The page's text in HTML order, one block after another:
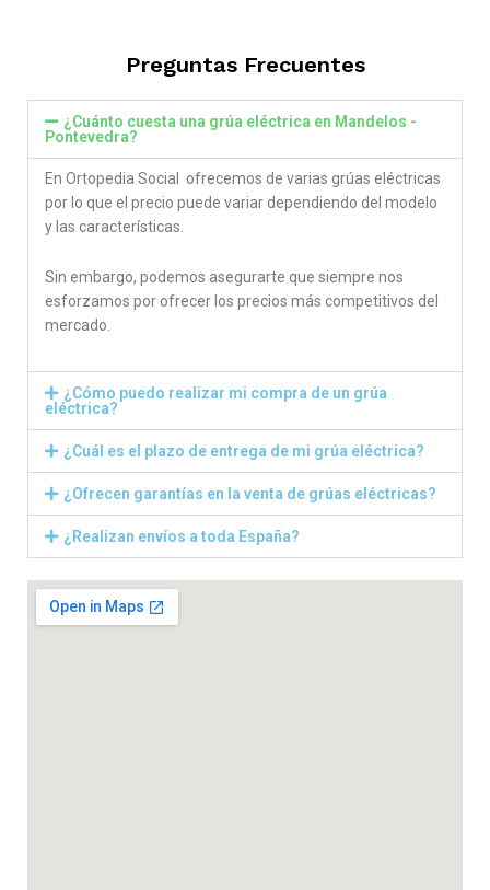
Preguntas Frecuentes
¿Cuánto cuesta una grúa eléctrica en Mandelos -
Pontevedra?
En Ortopedia Social ofrecemos de varias grúas eléctricas
por lo que el precio puede variar dependiendo del modelo
y las características.
Sin embargo, podemos asegurarte que siempre nos
esforzamos por ofrecer los precios más competitivos del
mercado.
¿Cómo puedo realizar mi compra de un grúa
eléctrica?
¿Cuál es el plazo de entrega de mi grúa eléctrica?
¿Ofrecen garantías en la venta de grúas eléctricas?
¿Realizan envíos a toda España?